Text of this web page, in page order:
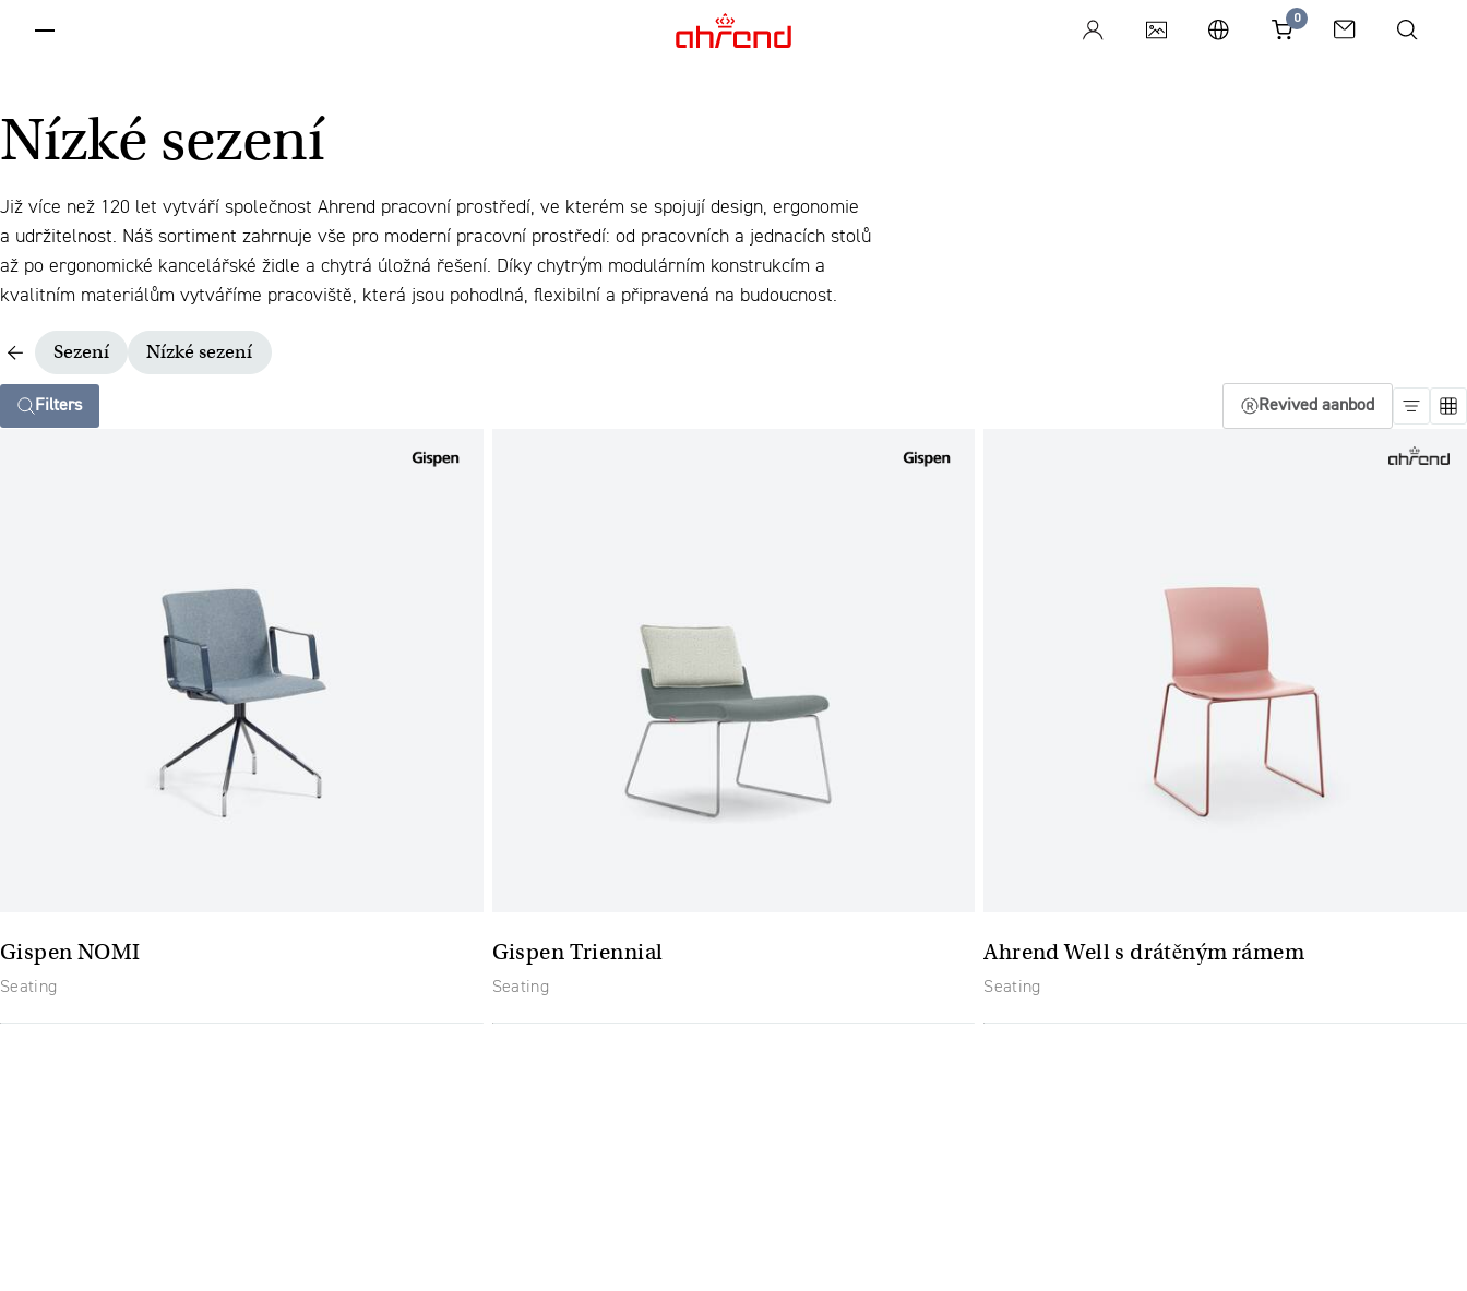
0
Nízké sezení
Již více než 120 let vytváří společnost Ahrend pracovní prostředí, ve kterém se spojují design, ergonomie
a udržitelnost. Náš sortiment zahrnuje vše pro moderní pracovní prostředí: od pracovních a jednacích stolů
až po ergonomické kancelářské židle a chytrá úložná řešení. Díky chytrým modulárním konstrukcím a
kvalitním materiálům vytváříme pracoviště, která jsou pohodlná, flexibilní a připravená na budoucnost.
Sezení Nízké sezení
Filters Revived aanbod
Gispen NOMI
Seating
Gispen Triennial
Seating
Ahrend Well s drátěným rámem
Seating